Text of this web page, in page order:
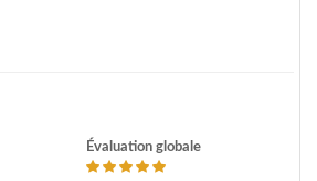
Évaluation globale